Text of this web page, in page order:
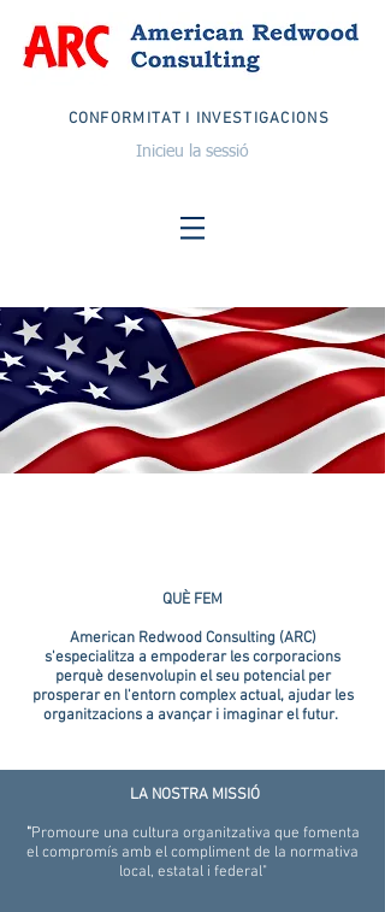
CONFORMITAT I INVESTIGACIONS
Inicieu la sessió
QUÈ FEM
American Redwood Consulting (ARC)
s'especialitza a empoderar les corporacions
perquè desenvolupin el seu potencial per
prosperar en l'entorn complex actual, ajudar les
organitzacions a avançar i imaginar el futur.
LA NOSTRA MISSIÓ
"Promoure una cultura organitzativa que fomenta
el compromís amb el compliment de la normativa
local, estatal i federal"